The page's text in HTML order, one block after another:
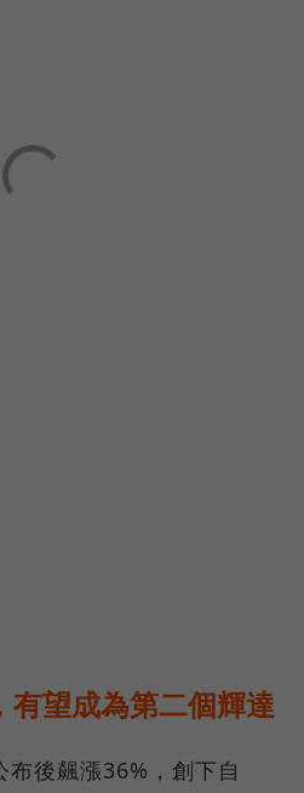
有望成為第二個輝達
後飆漲36%，創下自